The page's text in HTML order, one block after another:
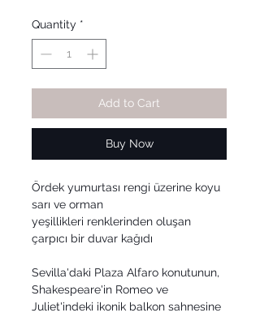
Quantity *
Add to Cart
Buy Now
Ördek yumurtası rengi üzerine koyu
sarı ve orman
yeşillikleri renklerinden oluşan
çarpıcı bir duvar kağıdı
Sevilla'daki Plaza Alfaro konutunun,
Shakespeare'in Romeo ve
Juliet'indeki ikonik balkon sahnesine